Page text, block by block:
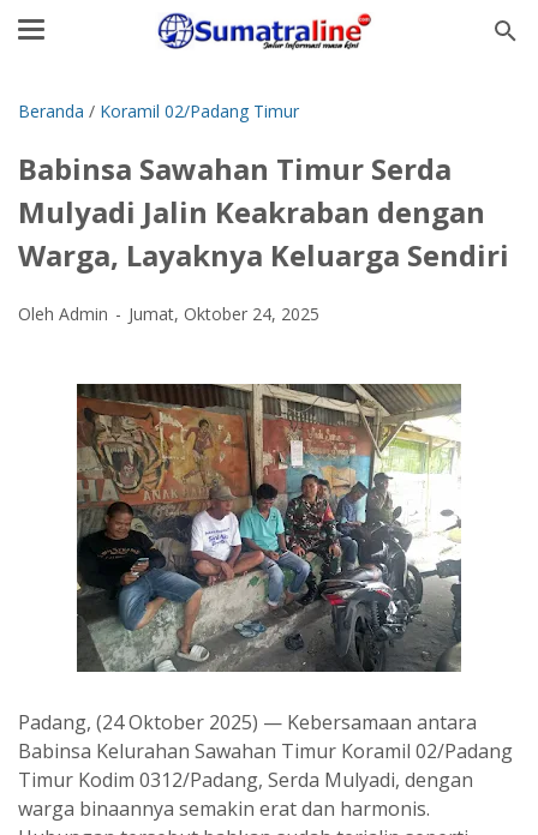
Beranda / Koramil 02/Padang Timur
Babinsa Sawahan Timur Serda
Mulyadi Jalin Keakraban dengan
Warga, Layaknya Keluarga Sendiri
Oleh Admin Jumat, Oktober 24, 2025
Padang, (24 Oktober 2025) — Kebersamaan antara
Babinsa Kelurahan Sawahan Timur Koramil 02/Padang
Timur Kodim 0312/Padang, Serda Mulyadi, dengan
warga binaannya semakin erat dan harmonis.